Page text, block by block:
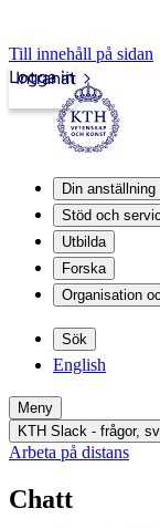
Till innehåll på sidan
Intranät
Logga in
Din anställning
Stöd och
Utbilda
Forska
Organisation
Sök
English
Meny
KTH Slack - frågor,
Arbeta på distans
Chatt